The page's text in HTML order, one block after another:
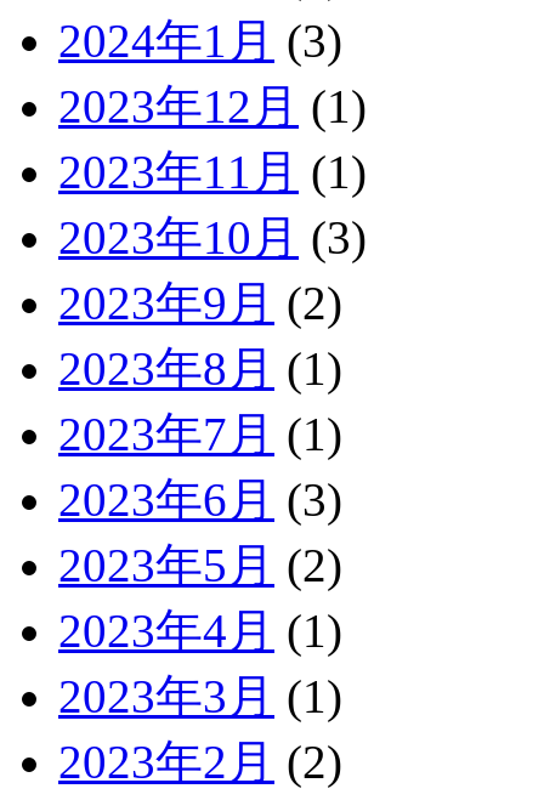
2024年1月 (3)
2023年12月 (1)
2023年11月 (1)
2023年10月 (3)
2023年9月 (2)
2023年8月 (1)
2023年7月 (1)
2023年6月 (3)
2023年5月 (2)
2023年4月 (1)
2023年3月 (1)
2023年2月 (2)